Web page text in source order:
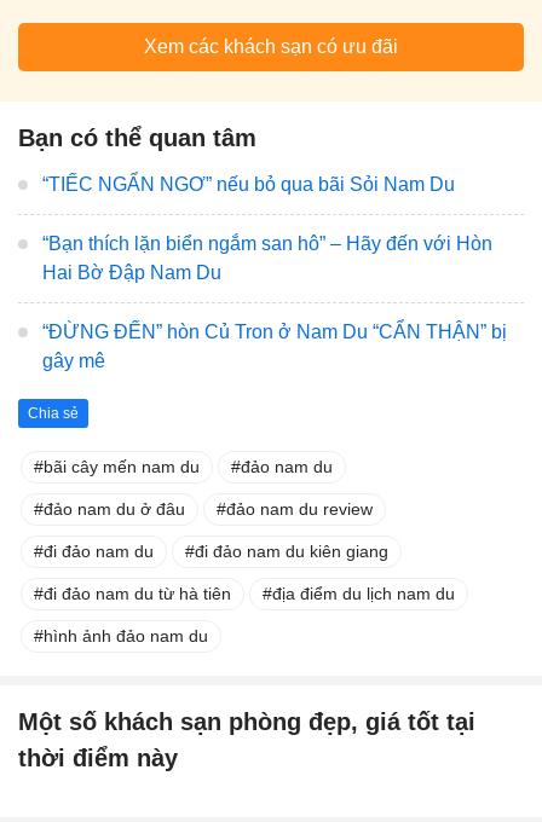
Xem các khách sạn có ưu đãi
Bạn có thể quan tâm
“TIẾC NGẨN NGƠ” nếu bỏ qua bãi Sỏi Nam Du
“Bạn thích lặn biển ngắm san hô” – Hãy đến với Hòn
Hai Bờ Đập Nam Du
“ĐỪNG ĐẾN” hòn Củ Tron ở Nam Du “CẨN THẬN” bị
gây mê
Chia sẻ
bãi cây mến nam du đảo nam du
đảo nam du ở đâu đảo nam du review
đi đảo nam du đi đảo nam du kiên giang
đi đảo nam du từ hà tiên địa điểm du lịch nam du
hình ảnh đảo nam du
Một số khách sạn phòng đẹp, giá tốt tại
thời điểm này